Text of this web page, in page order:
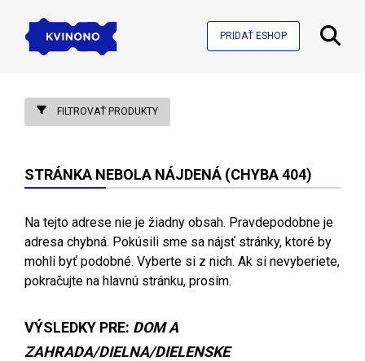
PRIDAŤ ESHOP
FILTROVAŤ PRODUKTY
STRÁNKA NEBOLA NÁJDENÁ (CHYBA 404)
Na tejto adrese nie je žiadny obsah. Pravdepodobne je
adresa chybná. Pokúsili sme sa nájsť stránky, ktoré by
mohli byť podobné. Vyberte si z nich. Ak si nevyberiete,
pokračujte na hlavnú stránku, prosím.
VÝSLEDKY PRE: DOM A
ZAHRADA/DIELNA/DIELENSKE